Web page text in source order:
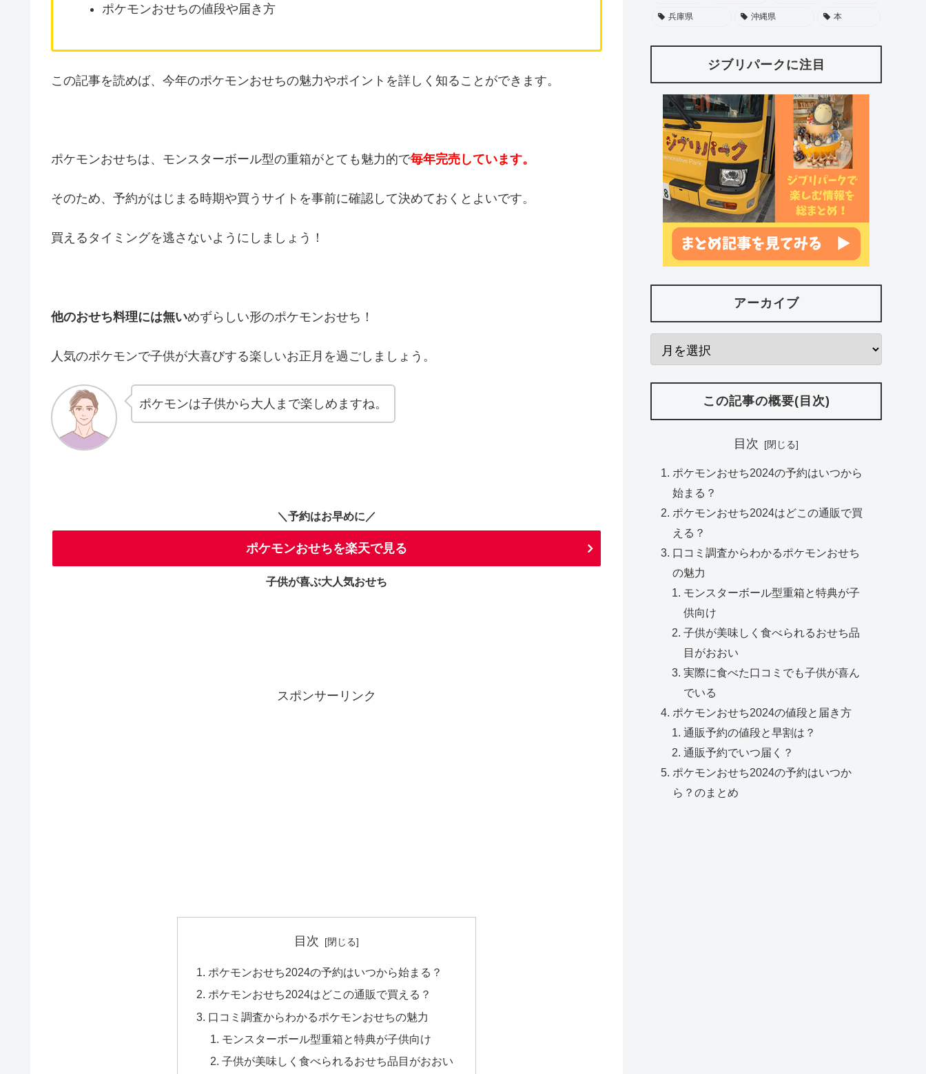
ポケモンおせちの値段や届き方
この記事を読めば、今年のポケモンおせちの魅力やポイントを詳しく知ることができます。
ポケモンおせちは、モンスターボール型の重箱がとても魅力的で毎年完売しています。
そのため、予約がはじまる時期や買うサイトを事前に確認して決めておくとよいです。
買えるタイミングを逃さないようにしましょう！
他のおせち料理には無いめずらしい形のポケモンおせち！
人気のポケモンで子供が大喜びする楽しいお正月を過ごしましょう。
ポケモンは子供から大人まで楽しめますね。
＼予約はお早めに／
ポケモンおせちを楽天で見る
子供が喜ぶ大人気おせち
スポンサーリンク
目次
ポケモンおせち2024の予約はいつから始まる？
ポケモンおせち2024はどこの通販で買える？
口コミ調査からわかるポケモンおせちの魅力
モンスターボール型重箱と特典が子供向け
子供が美味しく食べられるおせち品目がおおい
兵庫県 沖縄県 本
ジブリパークに注目
アーカイブ
この記事の概要(目次)
目次
ポケモンおせち2024の予約はいつから
始まる？
ポケモンおせち2024はどこの通販で買
える？
口コミ調査からわかるポケモンおせち
の魅力
モンスターボール型重箱と特典が子
供向け
子供が美味しく食べられるおせち品
目がおおい
実際に食べた口コミでも子供が喜ん
でいる
ポケモンおせち2024の値段と届き方
通販予約の値段と早割は？
通販予約でいつ届く？
ポケモンおせち2024の予約はいつか
ら？のまとめ